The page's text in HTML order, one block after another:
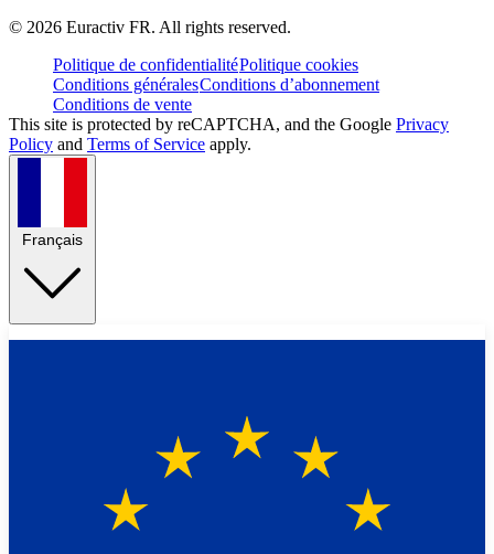
© 2026 Euractiv FR. All rights reserved.
Politique de confidentialitéPolitique cookies
Conditions généralesConditions d’abonnement
Conditions de vente
This site is protected by reCAPTCHA, and the Google Privacy
Policy and Terms of Service apply.
Français